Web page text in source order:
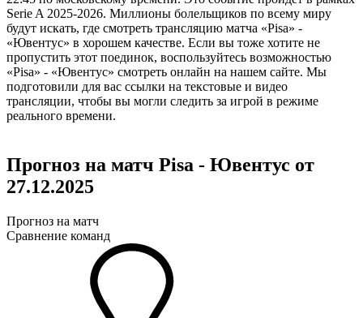
Serie A 2025-2026. Миллионы болельщиков по всему миру
будут искать, где смотреть трансляцию матча «Pisa» -
«Ювентус» в хорошем качестве. Если вы тоже хотите не
пропустить этот поединок, воспользуйтесь возможностью
«Pisa» - «Ювентус» смотреть онлайн на нашем сайте. Мы
подготовили для вас ссылки на текстовые и видео
трансляции, чтобы вы могли следить за игрой в режиме
реального времени.
Прогноз на матч Pisa - Ювентус от
27.12.2025
Прогноз на матч
Сравнение команд